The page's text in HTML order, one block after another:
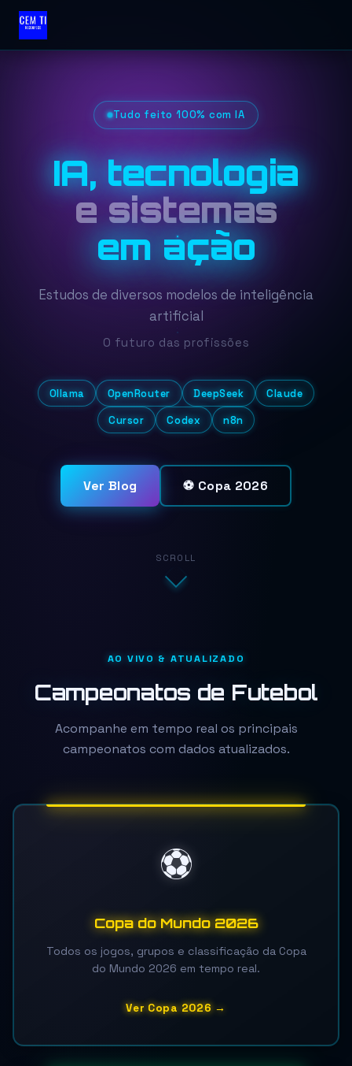
Tudo feito 100% com IA
IA, tecnologia
e sistemas
em ação
Estudos de diversos modelos de inteligência
artificial
O futuro das profissões
Ollama OpenRouter DeepSeek Claude
Cursor Codex n8n
Ver Blog ⚽ Copa 2026
AO VIVO & ATUALIZADO
Campeonatos de Futebol
Acompanhe em tempo real os principais
campeonatos com dados atualizados.
⚽
Copa do Mundo 2026
Todos os jogos, grupos e classificação da Copa
do Mundo 2026 em tempo real.
Ver Copa 2026 →